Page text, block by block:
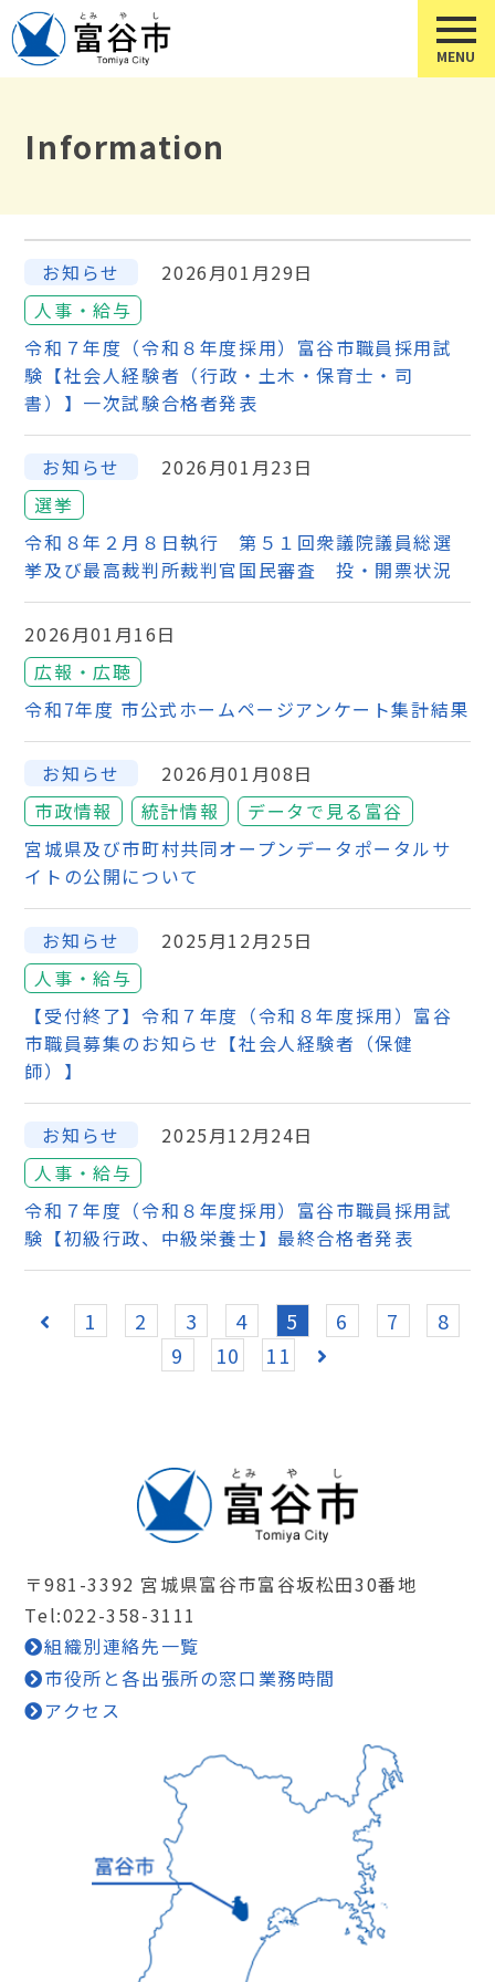
Information
お知らせ
2026月01月29日
人事・給与
令和７年度（令和８年度採用）富谷市職員採用試
験【社会人経験者（行政・土木・保育士・司
書）】一次試験合格者発表
お知らせ
2026月01月23日
選挙
令和８年２月８日執行 第５１回衆議院議員総選
挙及び最高裁判所裁判官国民審査 投・開票状況
2026月01月16日
広報・広聴
令和7年度 市公式ホームページアンケート集計結果
お知らせ
2026月01月08日
市政情報
統計情報
データで見る富谷
宮城県及び市町村共同オープンデータポータルサ
イトの公開について
お知らせ
2025月12月25日
人事・給与
【受付終了】令和７年度（令和８年度採用）富谷
市職員募集のお知らせ【社会人経験者（保健
師）】
お知らせ
2025月12月24日
人事・給与
令和７年度（令和８年度採用）富谷市職員採用試
験【初級行政、中級栄養士】最終合格者発表
1 2 3 4 5 6 7
8
9
10 11
〒981-3392 宮城県富谷市富谷坂松田30番地
Tel:022-358-3111
組織別連絡先一覧
市役所と各出張所の窓口業務時間
アクセス